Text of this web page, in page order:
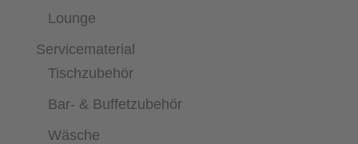
Lounge
Servicematerial
Tischzubehör
Bar- & Buffetzubehör
Wäsche